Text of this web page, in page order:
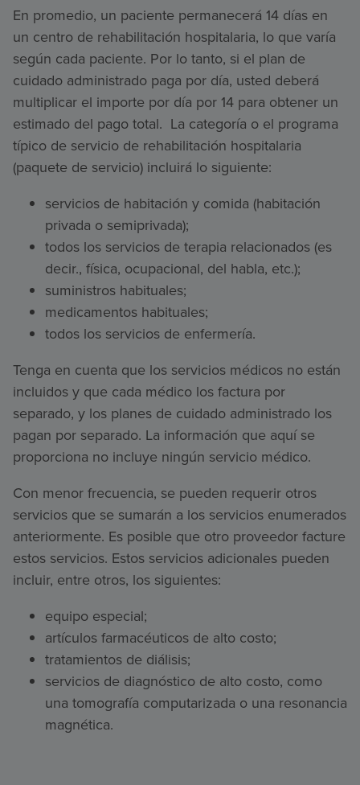
En promedio, un paciente permanecerá 14 días en
un centro de rehabilitación hospitalaria, lo que varía
según cada paciente. Por lo tanto, si el plan de
cuidado administrado paga por día, usted deberá
multiplicar el importe por día por 14 para obtener un
estimado del pago total. La categoría o el programa
típico de servicio de rehabilitación hospitalaria
(paquete de servicio) incluirá lo siguiente:
servicios de habitación y comida (habitación
privada o semiprivada);
todos los servicios de terapia relacionados (es
decir., física, ocupacional, del habla, etc.);
suministros habituales;
medicamentos habituales;
todos los servicios de enfermería.
Tenga en cuenta que los servicios médicos no están
incluidos y que cada médico los factura por
separado, y los planes de cuidado administrado los
pagan por separado. La información que aquí se
proporciona no incluye ningún servicio médico.
Con menor frecuencia, se pueden requerir otros
servicios que se sumarán a los servicios enumerados
anteriormente. Es posible que otro proveedor facture
estos servicios. Estos servicios adicionales pueden
incluir, entre otros, los siguientes:
equipo especial;
artículos farmacéuticos de alto costo;
tratamientos de diálisis;
servicios de diagnóstico de alto costo, como
una tomografía computarizada o una resonancia
magnética.